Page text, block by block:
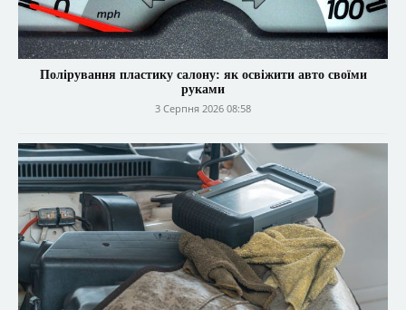
Полірування пластику салону: як освіжити авто своїми
руками
3 Серпня 2026 08:58